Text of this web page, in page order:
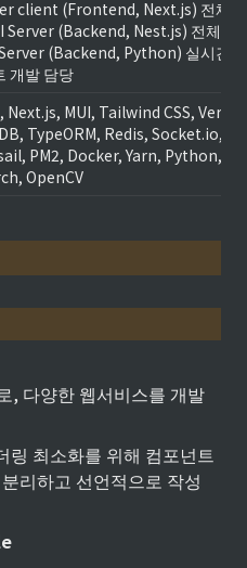
개발 담당
Next.js, MUI, Tailwind CSS,
TypeORM, Redis, Socket.io,
PM2, Docker, Yarn, Python,
OpenCV
, 다양한 웹서비스를 개발
링 최소화를 위해 컴포넌트
리하고 선언적으로 작성